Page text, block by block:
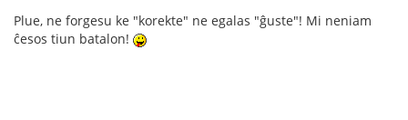
Plue, ne forgesu ke "korekte" ne egalas "ĝuste"! Mi neniam
ĉesos tiun batalon!